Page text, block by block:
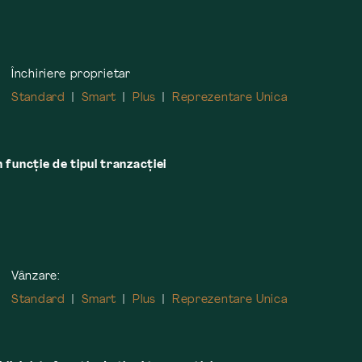
Închiriere proprietar
Standard
Smart Plus Reprezentare Unica
funcție de tipul tranzacției
Vânzare:
Standard
Smart Plus Reprezentare Unica